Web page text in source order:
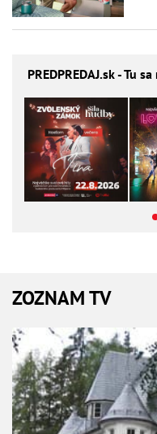
PREDPREDAJ.sk - Tu
ZOZNAM TV